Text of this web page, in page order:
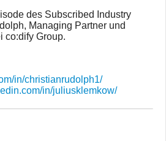
des Subscribed Industry
Managing Partner und
co:dify Group.
in/christianrudolph1/
in/juliusklemkow/